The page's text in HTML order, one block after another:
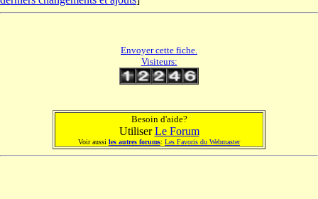
Envoyer cette fiche.
Visiteurs:
Besoin d'aide?
UtiliserLe Forum
Voir aussi les autres forums: Les Favoris du Webmaster